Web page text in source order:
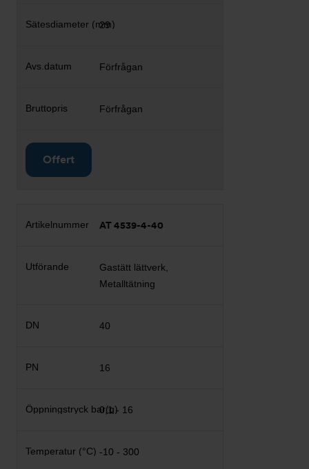
29
Förfrågan
Förfrågan
Offert
AT 4539-4-40
Gastätt lättverk,
Metalltätning
40
16
0,1 - 16
-10 - 300